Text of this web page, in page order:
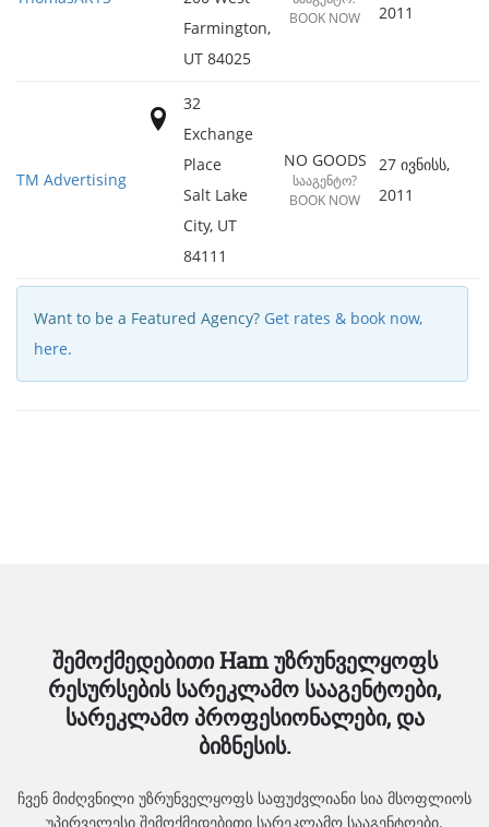
Farmington,
UT 84025
BOOK NOW
2011
TM Advertising
32
Exchange
Place
Salt Lake
City, UT
84111
NO GOODS
ᲡᲐᲐᲒᲔᲜᲢᲝ?
BOOK NOW
27 ივნისს,
2011
Want to be a Featured Agency? Get rates & book now,
here.
შემოქმედებითი Ham უზრუნველყოფს
რესურსების სარეკლამო სააგენტოები,
სარეკლამო პროფესიონალები, და
ბიზნესის.
ჩვენ მიძღვნილი უზრუნველყოფს საფუძვლიანი სია მსოფლიოს
უპირველესი შემოქმედებითი სარეკლამო სააგენტოები.